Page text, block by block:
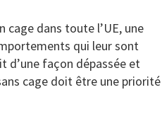
cage dans toute l’UE, une
qui leur sont
d’une façon dépassée et
cage doit être une priorité